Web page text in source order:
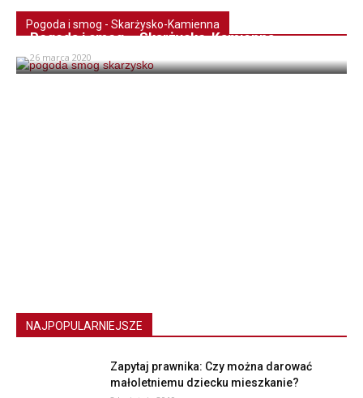
Pogoda i smog - Skarżysko-Kamienna
Pogoda i smog – Skarżysko-Kamienna
26 marca 2020
NAJPOPULARNIEJSZE
Zapytaj prawnika: Czy można darować
małoletniemu dziecku mieszkanie?